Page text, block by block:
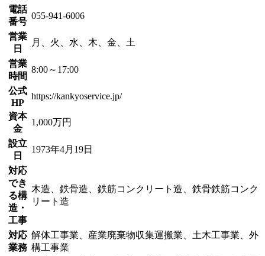
電話
番号
055-941-6006
営業
日
月、火、水、木、金、土
営業
時間
8:00～17:00
公式
HP
https://kankyoservice.jp/
資本
金
1,000万円
設立
日
1973年4月19日
対応
でき
る構
造・
工事
木造、鉄骨造、鉄筋コンクリート造、鉄骨鉄筋コンク
リート造
対応
業務
解体工事業、産業廃棄物収集運搬業、土木工事業、外
構工事業